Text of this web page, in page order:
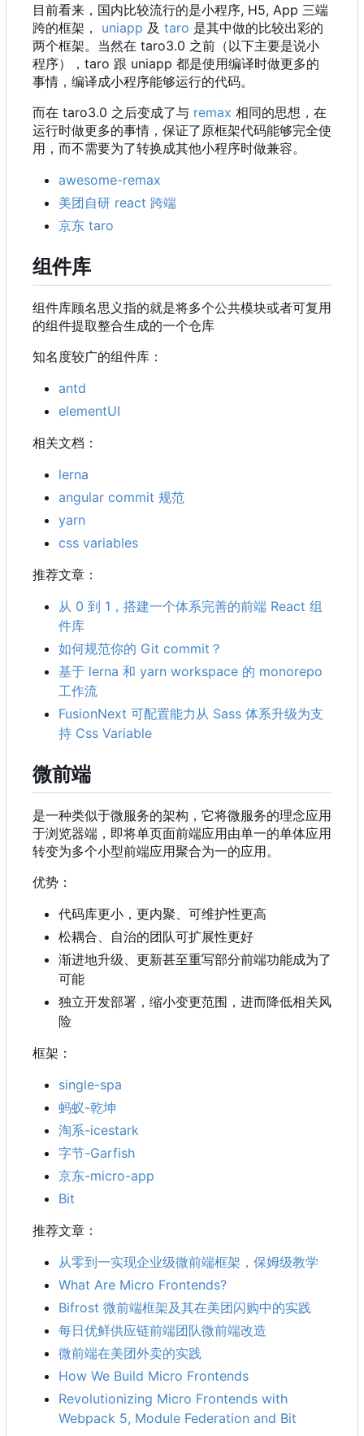
目前看来，国内比较流行的是小程序, H5, App 三端
跨的框架， uniapp 及 taro 是其中做的比较出彩的
两个框架。当然在 taro3.0 之前 （以下主要是说小
程序） ， taro 跟 uniapp 都是使用编译时做更多的
事情，编译成小程序能够运行的代码。
而在 taro3.0 之后变成了与 remax 相同的思想，在
运行时做更多的事情，保证了原框架代码能够完全使
用，而不需要为了转换成其他小程序时做兼容。
awesome-remax
美团自研 react 跨端
京东 taro
组件库
组件库顾名思义指的就是将多个公共模块或者可复用
的组件提取整合生成的一个仓库
知名度较广的组件库：
antd
elementUI
相关文档：
lerna
angular commit 规范
yarn
css variables
推荐文章：
从 0 到 1 ， 搭建一个体系完善的前端 React 组
件库
如何规范你的 Git commit ？
基于 lerna 和 yarn workspace 的 monorepo
工作流
FusionNext 可配置能力从 Sass 体系升级为支
持 Css Variable
微前端
是一种类似于微服务的架构，它将微服务的理念应用
于浏览器端，即将单页面前端应用由单一的单体应用
转变为多个小型前端应用聚合为一的应用。
优势：
代码库更小，更内聚、可维护性更高
松耦合、自治的团队可扩展性更好
渐进地升级、更新甚至重写部分前端功能成为了
可能
独立开发部署，缩小变更范围，进而降低相关风
险
框架：
single-spa
蚂蚁-乾坤
淘系-icestark
字节-Garfish
京东-micro-app
Bit
推荐文章：
从零到一实现企业级微前端框架，保姆级教学
What Are Micro Frontends?
Bifrost 微前端框架及其在美团闪购中的实践
每日优鲜供应链前端团队微前端改造
微前端在美团外卖的实践
How We Build Micro Frontends
Revolutionizing Micro Frontends with
Webpack 5, Module Federation and Bit